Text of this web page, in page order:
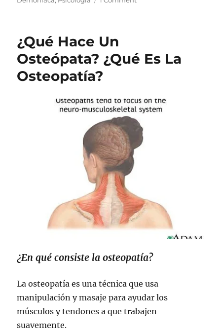
¿Qué Hace Un
Osteópata? ¿Qué Es La
Osteopatía?
¿En qué consiste la osteopatía?
La osteopatía es una técnica que usa
manipulación y masaje para ayudar los
músculos y tendones a que trabajen
suavemente.